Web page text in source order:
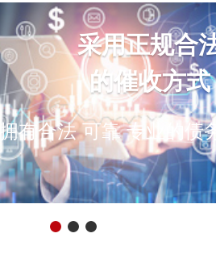
采用正规合
的催收方式
拥有合法 可靠 专业的债